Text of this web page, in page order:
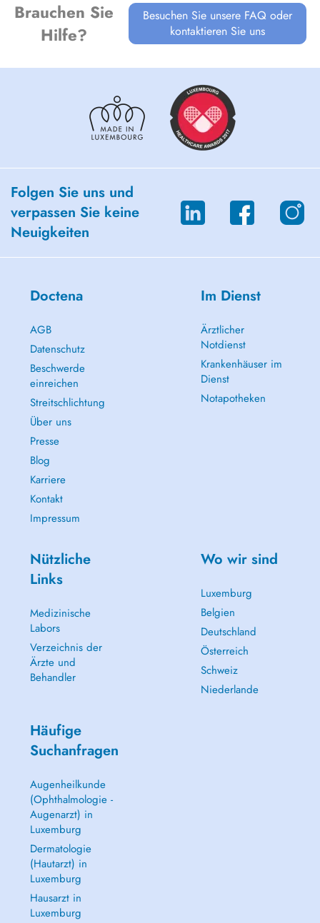
Brauchen Sie
Hilfe?
Besuchen Sie unsere FAQ oder
kontaktieren Sie uns
Folgen Sie uns und
verpassen Sie keine
Neuigkeiten
Doctena
AGB
Datenschutz
Beschwerde
einreichen
Streitschlichtung
Über uns
Presse
Blog
Karriere
Kontakt
Impressum
Im Dienst
Ärztlicher
Notdienst
Krankenhäuser im
Dienst
Notapotheken
Nützliche
Links
Medizinische
Labors
Verzeichnis der
Ärzte und
Behandler
Wo wir sind
Luxemburg
Belgien
Deutschland
Österreich
Schweiz
Niederlande
Häufige
Suchanfragen
Augenheilkunde
(Ophthalmologie -
Augenarzt) in
Luxemburg
Dermatologie
(Hautarzt) in
Luxemburg
Hausarzt in
Luxemburg